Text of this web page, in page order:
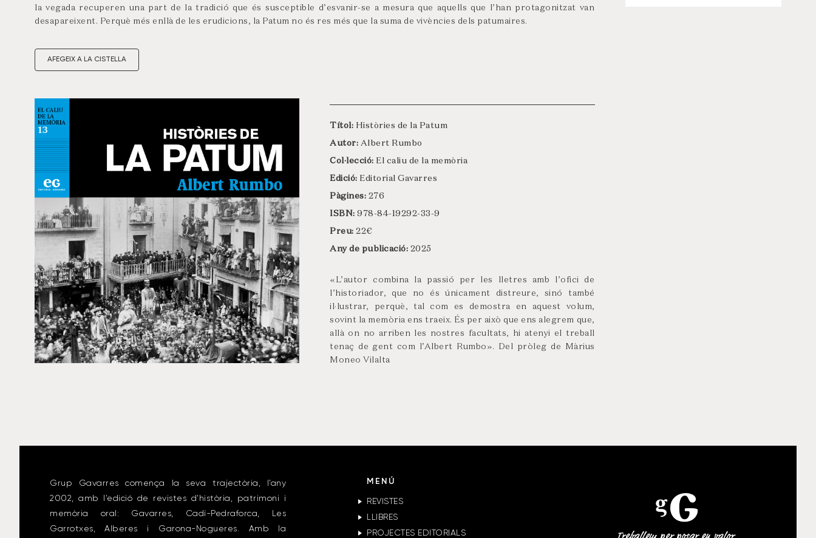
la vegada recuperen una part de la tradició que és susceptible d’esvanir-se a mesura que aquells que l’han protagonitzat van
desapareixent. Perquè més enllà de les erudicions, la Patum no és res més que la suma de vivències dels patumaires.
AFEGEIX A LA CISTELLA
Títol: Històries de la Patum
Autor: Albert Rumbo
Col·lecció: El caliu de la memòria
Edició: Editorial Gavarres
Pàgines: 276
ISBN: 978-84-19292-33-9
Preu: 22€
Any de publicació: 2025
«L’autor combina la passió per les lletres amb l’ofici de
l’historiador, que no és únicament distreure, sinó també
il·lustrar, perquè, tal com es demostra en aquest volum,
sovint la memòria ens traeix. És per això que ens alegrem que,
allà on no arriben les nostres facultats, hi atenyi el treball
tenaç de gent com l’Albert Rumbo». Del pròleg de Màrius
Moneo Vilalta
Grup Gavarres comença la seva trajectòria, l’any
2002, amb l’edició de revistes d’història, patrimoni i
memòria oral: Gavarres, Cadí-Pedraforca, Les
Garrotxes, Alberes i Garona-Nogueres. Amb la
MENÚ
REVISTES
LLIBRES
PROJECTES EDITORIALS